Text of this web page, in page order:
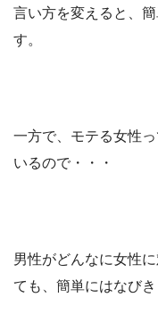
言い方を変えると、
す。
一方で、モテる女性
いるので・・・
男性がどんなに女性
ても、簡単にはなびき